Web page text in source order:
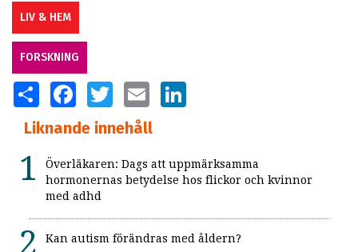
LIV & HEM
FORSKNING
SHARE FACEBOOKTWITTER EMAIL
Liknande innehåll
Överläkaren: Dags att uppmärksamma
hormonernas betydelse hos flickor och kvinnor
med adhd
Kan autism förändras med åldern?